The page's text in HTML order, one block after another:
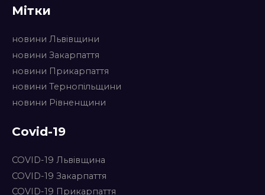
Мітки
новини Львівщини
новини Закарпаття
новини Прикарпаття
новини Тернопільщини
новини Рівненщини
Covid-19
COVID-19 Львівщина
COVID-19 Закарпаття
COVID-19 Прикарпаття